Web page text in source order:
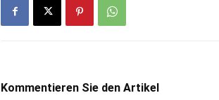
Kommentieren Sie den Artikel